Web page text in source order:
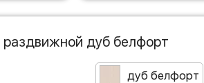
дуб белфорт
дуб белфорт